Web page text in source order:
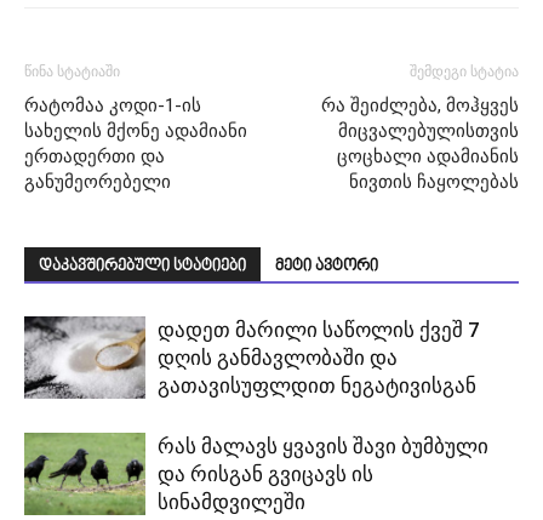
წინა სტატიაში
რატომაა კოდი-1-ის
სახელის მქონე ადამიანი
ერთადერთი და
განუმეორებელი
შემდეგი სტატია
რა შეიძლება, მოჰყვეს
მიცვალებულისთვის
ცოცხალი ადამიანის
ნივთის ჩაყოლებას
დაკავშირებული სტატიები მეტი ავტორი
დადეთ მარილი საწოლის ქვეშ 7
დღის განმავლობაში და
გათავისუფლდით ნეგატივისგან
რას მალავს ყვავის შავი ბუმბული
და რისგან გვიცავს ის
სინამდვილეში